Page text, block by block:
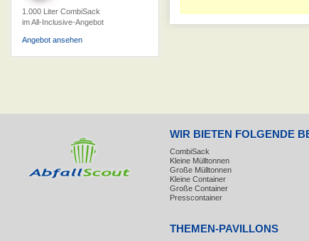
1.000 Liter CombiSack
im All-Inclusive-Angebot
Angebot ansehen
WIR BIETEN FOLGENDE
CombiSack
Kleine Mülltonnen
Große Mülltonnen
Kleine Container
Große Container
Presscontainer
THEMEN-PAVILLONS